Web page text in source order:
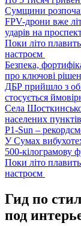
Сумщини
FPV-дрони вже
ударів на
Поки літо
настроєм
Безпека,
про ключові
ДБР прийшло з
стосується
Села
населених
P1-Sun –
У Сумах
500-кілограмову
Поки літо
настроєм
Гид по
под